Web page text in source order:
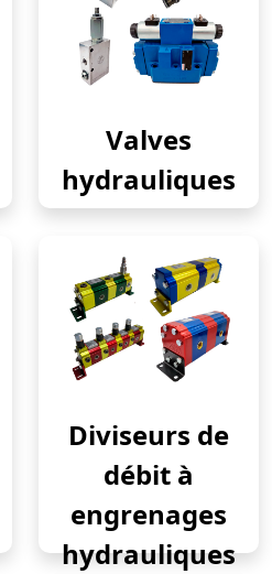
Valves
hydrauliques
Diviseurs de
débit à
engrenages
hydrauliques